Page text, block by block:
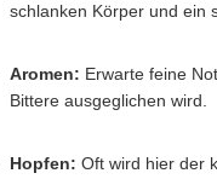
schlanken Körper und ein
Aromen: Erwarte feine
Bittere ausgeglichen wird.
Hopfen: Oft wird hier der